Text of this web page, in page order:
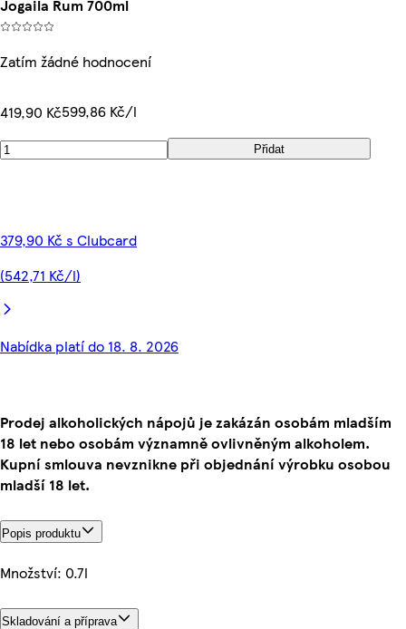
Jogaila Rum 700ml
Zatím žádné hodnocení
419,90 Kč599,86 Kč/l
Přidat
379,90 Kč s Clubcard
(542,71 Kč/l)
Nabídka platí do 18. 8. 2026
Prodej alkoholických nápojů je zakázán osobám mladším
18 let nebo osobám významně ovlivněným alkoholem.
Kupní smlouva nevznikne při objednání výrobku osobou
mladší 18 let.
Popis produktu
Množství: 0.7l
Skladování a příprava